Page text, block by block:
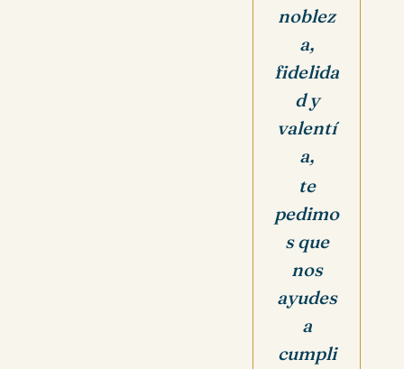
noblez
a,
fidelida
d y
valentí
a,
te
pedimo
s que
nos
ayudes
a
cumpli